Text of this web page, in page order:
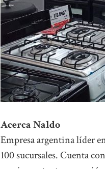
Acerca Naldo
Empresa argentina líder
100 sucursales. Cuenta